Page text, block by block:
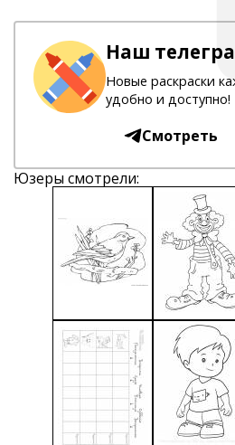
Наш
Новые раскраски
удобно и доступно!
Смотреть
Юзеры смотрели: